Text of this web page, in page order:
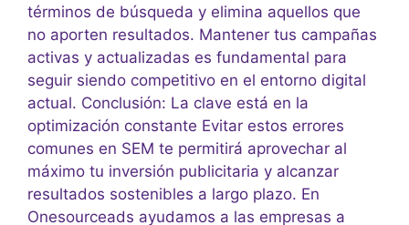
términos de búsqueda y elimina aquellos que
no aporten resultados. Mantener tus campañas
activas y actualizadas es fundamental para
seguir siendo competitivo en el entorno digital
actual. Conclusión: La clave está en la
optimización constante Evitar estos errores
comunes en SEM te permitirá aprovechar al
máximo tu inversión publicitaria y alcanzar
resultados sostenibles a largo plazo. En
Onesourceads ayudamos a las empresas a